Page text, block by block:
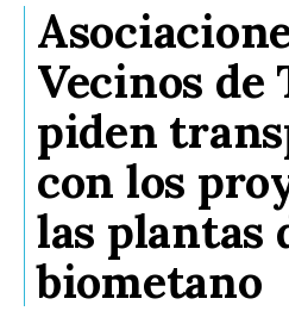
Vecinos de
piden
con los
las plantas
biometano